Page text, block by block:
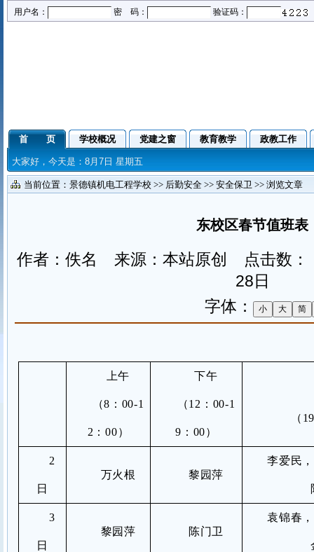
用户名： 密 码： 验证码：
首 页 学校概况 党建之窗 教育教学 政教工作
大家好，今天是：8月7日 星期五
当前位置： 景德镇机电工程学校 >> 后勤安全 >> 安全保卫 >> 浏览文章
东校区春节值班表
作者：佚名 来源：本站原创 点击数：
28日
字体：
上午
（8 ： 00-1
2 ：00）
下午
（12 ： 00-1
9 ： 00）
（ 19
2
日
万火根 黎园萍
李爱民
3
日
黎园萍 陈门卫
袁锦春